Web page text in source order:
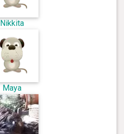
Nikkita
Maya